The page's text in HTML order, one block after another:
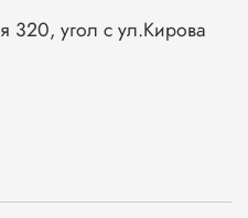
320, угол с ул.Кирова